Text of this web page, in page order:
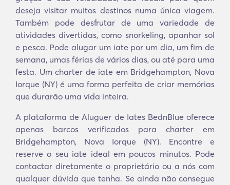
deseja visitar muitos destinos numa única viagem.
Também pode desfrutar de uma variedade de
atividades divertidas, como snorkeling, apanhar sol
e pesca. Pode alugar um iate por um dia, um fim de
semana, umas férias de vários dias, ou até para uma
festa. Um charter de iate em Bridgehampton, Nova
Iorque (NY) é uma forma perfeita de criar memórias
que durarão uma vida inteira.
A plataforma de Aluguer de Iates BednBlue oferece
apenas barcos verificados para charter em
Bridgehampton, Nova Iorque (NY). Encontre e
reserve o seu iate ideal em poucos minutos. Pode
contactar diretamente o proprietário ou a nós com
qualquer dúvida que tenha. Se ainda não consegue